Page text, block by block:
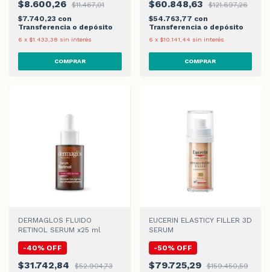
$8.600,26
$11.467,01
$7.740,23 con
Transferencia o depósito
6 x $1.433,38 sin interés
$60.848,63
$121.697,26
$54.763,77 con
Transferencia o depósito
6 x $10.141,44 sin interés
DERMAGLOS FLUIDO
RETINOL SERUM x25 ml
-40% OFF
$31.742,84
$52.904,73
EUCERIN ELASTICY FILLER 3D
SERUM
-50% OFF
$79.725,29
$159.450,59